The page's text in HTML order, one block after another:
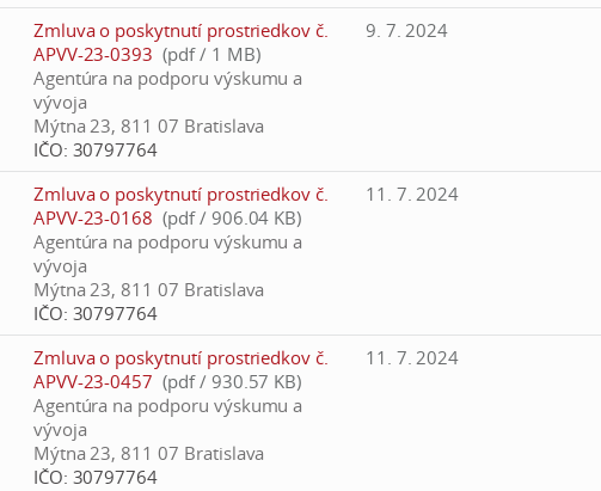
Zmluva o poskytnutí prostriedkov č.
APVV-23-0393 (pdf / 1 MB)
Agentúra na podporu výskumu a
vývoja
Mýtna 23, 811 07 Bratislava
IČO: 30797764
9. 7. 2024
Zmluva o poskytnutí prostriedkov č.
APVV-23-0168 (pdf / 906.04 KB)
Agentúra na podporu výskumu a
vývoja
Mýtna 23, 811 07 Bratislava
IČO: 30797764
11. 7. 2024
Zmluva o poskytnutí prostriedkov č.
APVV-23-0457 (pdf / 930.57 KB)
Agentúra na podporu výskumu a
vývoja
Mýtna 23, 811 07 Bratislava
IČO: 30797764
11. 7. 2024